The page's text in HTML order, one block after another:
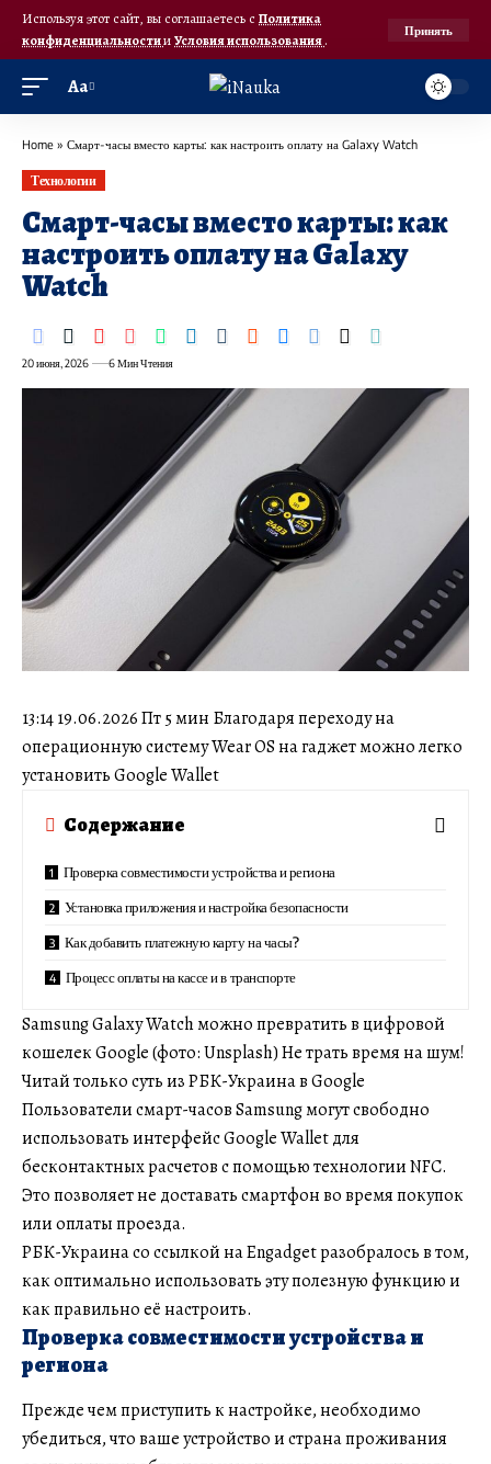
Используя этот сайт, вы соглашаетесь с Политика
конфиденциальностииУсловия использования.
Принять
Аа
Home » Смарт-часы вместо карты: как настроить оплату на Galaxy Watch
Технологии
Смарт-часы вместо карты: как
настроить оплату на Galaxy
Watch
20 июня, 2026 6 Мин Чтения
13:14 19.06.2026 Пт 5 мин Благодаря переходу на
операционную систему Wear OS на гаджет можно легко
установить Google Wallet
Содержание
Проверка совместимости устройства и региона
Установка приложения и настройка безопасности
Как добавить платежную карту на часы?
Процесс оплаты на кассе и в транспорте
Samsung Galaxy Watch можно превратить в цифровой
кошелек Google (фото: Unsplash) Не трать время на шум!
Читай только суть из РБК-Украина в Google
Пользователи смарт-часов Samsung могут свободно
использовать интерфейс Google Wallet для
бесконтактных расчетов с помощью технологии NFC.
Это позволяет не доставать смартфон во время покупок
или оплаты проезда.
РБК-Украина со ссылкой на Engadget разобралось в том,
как оптимально использовать эту полезную функцию и
как правильно её настроить.
Проверка совместимости устройства и
региона
Прежде чем приступить к настройке, необходимо
убедиться, что ваше устройство и страна проживания